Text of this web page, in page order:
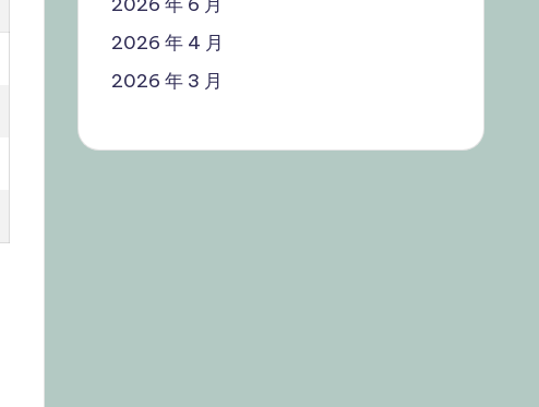
2026 年 4 月
2026 年 3 月